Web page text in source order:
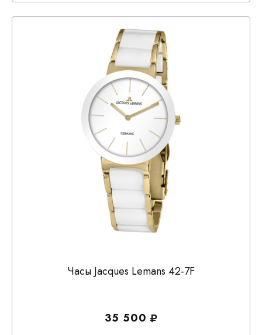
Часы Jacques Lemans 42-7F
35 500